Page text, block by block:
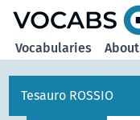
Vocabularies About
Tesauro ROSSIO